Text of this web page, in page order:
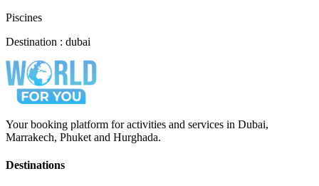
Piscines
Destination : dubai
Your booking platform for activities and services in Dubai,
Marrakech, Phuket and Hurghada.
Destinations